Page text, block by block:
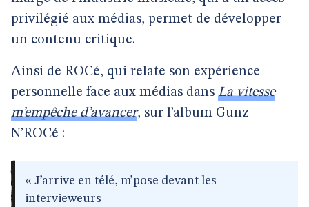
privilégié aux médias, permet de développer
un contenu critique.
Ainsi de ROCé, qui relate son expérience
personnelle face aux médias dans La vitesse
m’empêche d’avancer, sur l’album Gunz
N’ROCé :
« J’arrive en télé, m’pose devant les
intervieweurs